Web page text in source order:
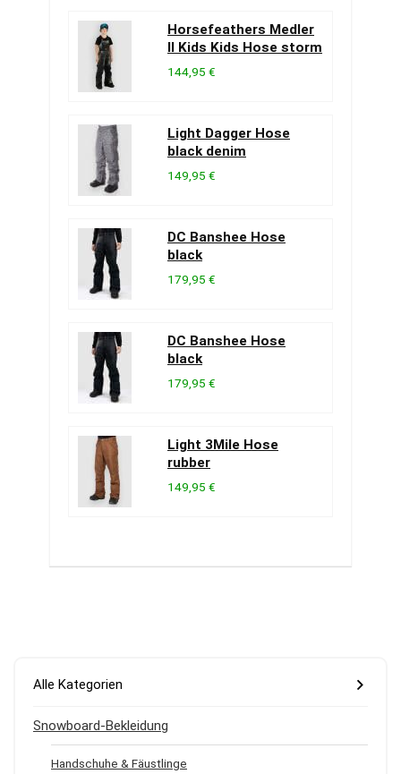
Horsefeathers Medler
II Kids Kids Hose storm
144,95 €
Light Dagger Hose
black denim
149,95 €
DC Banshee Hose
black
179,95 €
DC Banshee Hose
black
179,95 €
Light 3Mile Hose
rubber
149,95 €
Alle Kategorien
Snowboard-Bekleidung
Handschuhe & Fäustlinge